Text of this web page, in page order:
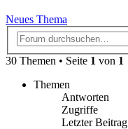
Neues Thema
30 Themen • Seite 1 von 1
Themen
Antworten
Zugriffe
Letzter Beitrag